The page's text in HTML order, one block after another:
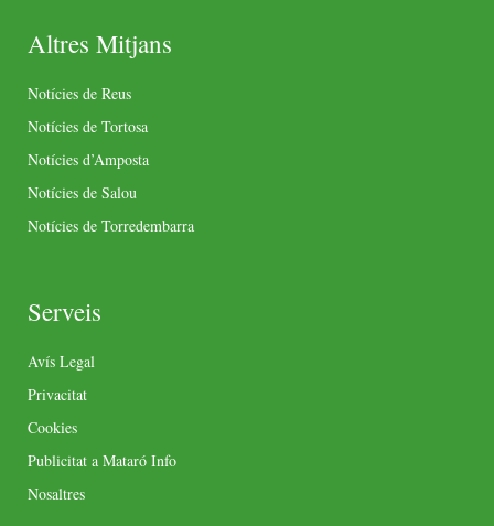
Altres Mitjans
Notícies de Reus
Notícies de Tortosa
Notícies d’Amposta
Notícies de Salou
Notícies de Torredembarra
Serveis
Avís Legal
Privacitat
Cookies
Publicitat a Mataró Info
Nosaltres